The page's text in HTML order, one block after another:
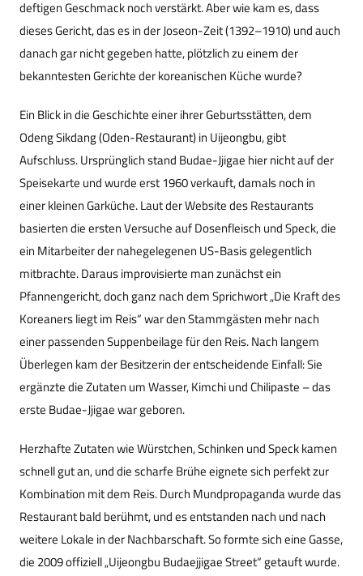
deftigen Geschmack noch verstärkt. Aber wie kam es, dass
dieses Gericht, das es in der Joseon-Zeit (1392–1910) und auch
danach gar nicht gegeben hatte, plötzlich zu einem der
bekanntesten Gerichte der koreanischen Küche wurde?
Ein Blick in die Geschichte einer ihrer Geburtsstätten, dem
Odeng Sikdang (Oden-Restaurant) in Uijeongbu, gibt
Aufschluss. Ursprünglich stand Budae-Jjigae hier nicht auf der
Speisekarte und wurde erst 1960 verkauft, damals noch in
einer kleinen Garküche. Laut der Website des Restaurants
basierten die ersten Versuche auf Dosenfleisch und Speck, die
ein Mitarbeiter der nahegelegenen US-Basis gelegentlich
mitbrachte. Daraus improvisierte man zunächst ein
Pfannengericht, doch ganz nach dem Sprichwort „Die Kraft des
Koreaners liegt im Reis“ war den Stammgästen mehr nach
einer passenden Suppenbeilage für den Reis. Nach langem
Überlegen kam der Besitzerin der entscheidende Einfall: Sie
ergänzte die Zutaten um Wasser, Kimchi und Chilipaste – das
erste Budae-Jjigae war geboren.
Herzhafte Zutaten wie Würstchen, Schinken und Speck kamen
schnell gut an, und die scharfe Brühe eignete sich perfekt zur
Kombination mit dem Reis. Durch Mundpropaganda wurde das
Restaurant bald berühmt, und es entstanden nach und nach
weitere Lokale in der Nachbarschaft. So formte sich eine Gasse,
die 2009 offiziell „Uijeongbu Budaejjigae Street“ getauft wurde.